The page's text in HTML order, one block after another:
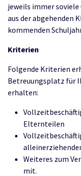
jeweils immer soviele
aus der abgehenden
kommenden
Kriterien
Folgende Kriterien
Betreuungsplatz für
erhalten:
Elternteilen
Weiteres zum
mit.